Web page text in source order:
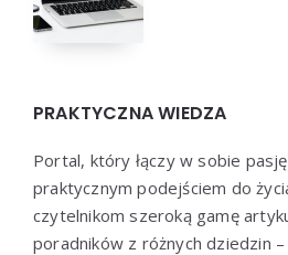
PRAKTYCZNA WIEDZA
Portal, który łączy w sobie
praktycznym podejściem do
czytelnikom szeroką gamę
poradników z różnych dziedzin